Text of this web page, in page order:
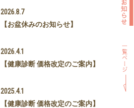
2026.8.7
【お盆休みのお知らせ】
2026.4.1
【健康診断 価格改定のご案内】
2025.4.1
【健康診断 価格改定のご案内】